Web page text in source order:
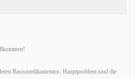
Basismedikamenten. Hauptproblem sind die